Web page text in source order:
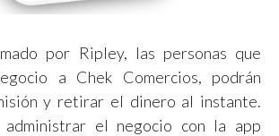
por Ripley, las personas que
a Chek Comercios, podrán
y retirar el dinero al instante.
administrar el negocio con la app